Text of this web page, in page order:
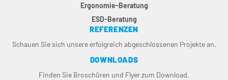
Ergonomie-Beratung
ESD-Beratung
REFERENZEN
Schauen Sie sich unsere erfolgreich abgeschlossenen Projekte an.
DOWNLOADS
Finden Sie Broschüren und Flyer zum Download.